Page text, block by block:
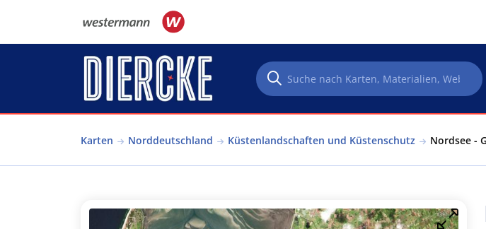
Karten Norddeutschland Küstenlandschaften und Küstenschutz Nordsee -